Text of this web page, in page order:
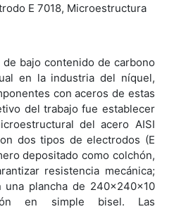
E 7018, Microestructura
bajo contenido de carbono
en la industria del níquel,
con aceros de estas
del trabajo fue establecer
del acero AISI
dos tipos de electrodos (E
depositado como colchón,
resistencia mecánica;
plancha de 240x240x10
en simple bisel. Las